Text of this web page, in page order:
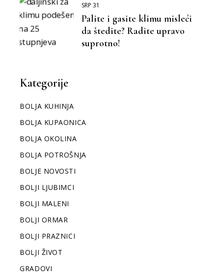
SRP 31
Palite i gasite klimu misleći
da štedite? Radite upravo
suprotno!
Kategorije
BOLJA KUHINJA
BOLJA KUPAONICA
BOLJA OKOLINA
BOLJA POTROŠNJA
BOLJE NOVOSTI
BOLJI LJUBIMCI
BOLJI MALENI
BOLJI ORMAR
BOLJI PRAZNICI
BOLJI ŽIVOT
GRADOVI